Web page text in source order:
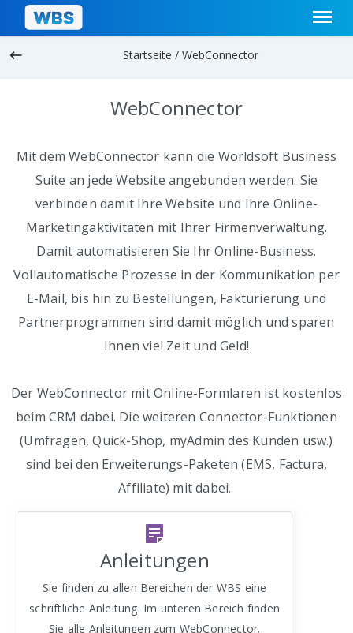
keyboard_backspace Startseite / WebConnector
WebConnector
Mit dem WebConnector kann die Worldsoft Business
Suite an jede Website angebunden werden. Sie
verbinden damit Ihre Website und Ihre Online-
Marketingaktivitäten mit Ihrer Firmenverwaltung.
Damit automatisieren Sie Ihr Online-Business.
Vollautomatische Prozesse in der Kommunikation per
E-Mail, bis hin zu Bestellungen, Fakturierung und
Partnerprogrammen sind damit möglich und sparen
Ihnen viel Zeit und Geld!
Der WebConnector mit Online-Formlaren ist kostenlos
beim CRM dabei. Die weiteren Connector-Funktionen
(Umfragen, Quick-Shop, myAdmin des Kunden usw.)
sind bei den Erweiterungs-Paketen (EMS, Factura,
Affiliate) mit dabei.
Anleitungen
Sie finden zu allen Bereichen der WBS eine
schriftliche Anleitung. Im unteren Bereich finden
Sie alle Anleitungen zum WebConnector.